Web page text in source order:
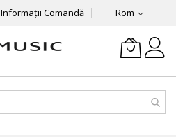
Informații Comandă Rom